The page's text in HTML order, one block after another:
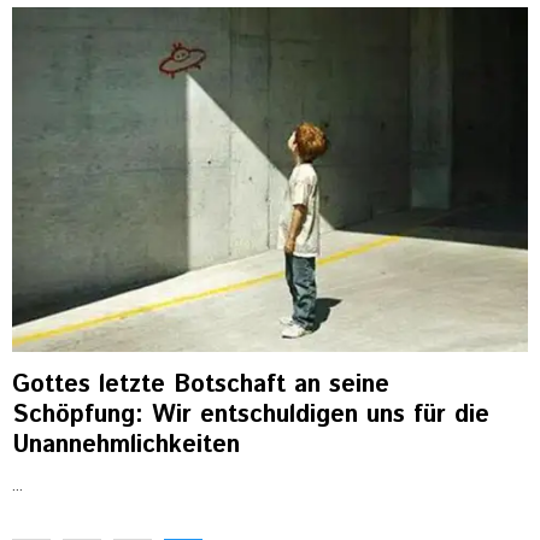
Gottes letzte Botschaft an seine
Schöpfung: Wir entschuldigen uns für die
Unannehmlichkeiten
...